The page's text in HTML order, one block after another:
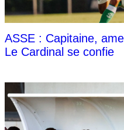
ASSE : Capitaine,
Le Cardinal se confie